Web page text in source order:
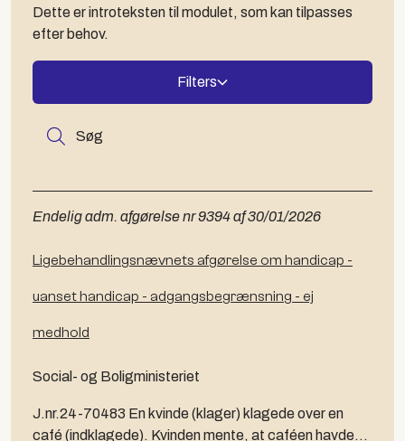
Dette er introteksten til modulet, som kan tilpasses
efter behov.
Filters
Endelig adm. afgørelse nr 9394 af 30/01/2026
Ligebehandlingsnævnets afgørelse om handicap -
uanset handicap - adgangsbegrænsning - ej
medhold
Social- og Boligministeriet
J.nr.24-70483 En kvinde (klager) klagede over en
café (indklagede). Kvinden mente, at caféen havde